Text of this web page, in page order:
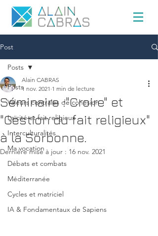
Post
Posts
Valeurs centrales de cohésion
Laïcité et fait religieux
Interculturalités
Ma vocation
Débats et combats
Méditerranée
Cycles et matriciel
IA & Fondamentaux de Sapiens
Posts
Séminaire :"Croire" et
"Gestion du fait religieux"
à la Sorbonne.
Alain CABRAS
1 nov. 2021 1 min de lecture
Dernière mise à jour : 16 nov. 2021